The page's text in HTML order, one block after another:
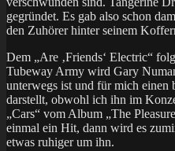
gegründet. Es gab also schon
den Zuhörer hinter seinem
Dem „Are ‚Friends‘ Electric“
Tubeway Army wird Gary
unterwegs ist und für mich einen
darstellt, obwohl ich ihn im
„Cars“ vom Album „The
einmal ein Hit, dann wird es
etwas ruhiger um ihn.